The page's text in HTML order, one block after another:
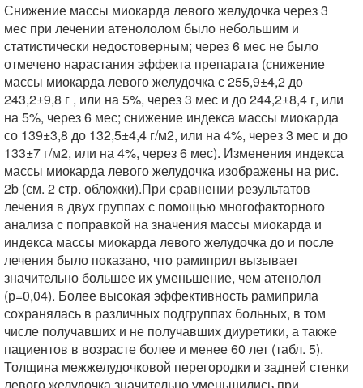
Снижение массы миокарда левого желудочка через 3
мес при лечении атенололом было небольшим и
статистически недостоверным; через 6 мес не было
отмечено нарастания эффекта препарата (снижение
массы миокарда левого желудочка с 255,9±4,2 до
243,2±9,8 г , или на 5%, через 3 мес и до 244,2±8,4 г, или
на 5%, через 6 мес; снижение индекса массы миокарда
со 139±3,8 до 132,5±4,4 г/м2, или на 4%, через 3 мес и до
133±7 г/м2, или на 4%, через 6 мес). Изменения индекса
массы миокарда левого желудочка изображены на рис.
2b (см. 2 стр. обложки).При сравнении результатов
лечения в двух группах с помощью многофакторного
анализа с поправкой на значения массы миокарда и
индекса массы миокарда левого желудочка до и после
лечения было показано, что рамиприл вызывает
значительно большее их уменьшение, чем атенолол
(р=0,04). Более высокая эффективность рамиприла
сохранялась в различных подгруппах больных, в том
числе получавших и не получавших диуретики, а также
пациентов в возрасте более и менее 60 лет (табл. 5).
Толщина межжелудочковой перегородки и задней стенки